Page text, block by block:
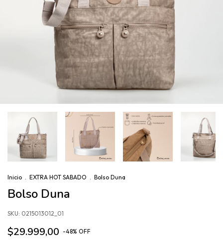
Inicio . EXTRA HOT SABADO . Bolso Duna
Bolso Duna
SKU: 0215013012_01
$29.999,00 -48% OFF